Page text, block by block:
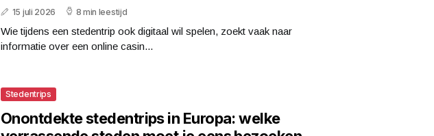
15 juli 2026 8 min leestijd
Wie tijdens een stedentrip ook digitaal wil spelen, zoekt vaak naar
informatie over een online casin...
Stedentrips
Onontdekte stedentrips in Europa: welke